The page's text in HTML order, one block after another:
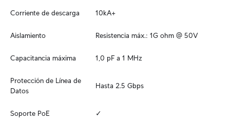
Corriente de descarga 10kA+
Aislamiento Resistencia máx.: 1G ohm @ 50V
Capacitancia máxima 1,0 pF a 1 MHz
Protección de Línea de
Datos
Hasta 2.5 Gbps
Soporte PoE ✓